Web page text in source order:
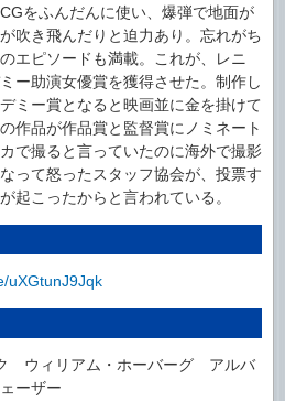
をふんだんに使い、爆弾で地面が
吹き飛んだりと迫力あり。忘れがち
エピソードも満載。これが、レニ
ー助演女優賞を獲得させた。制作し
ミー賞となると映画並に金を掛けて
作品が作品賞と監督賞にノミネート
で撮ると言っていたのに海外で撮影
って怒ったスタッフ協会が、投票す
起こったからと言われている。
uXGtunJ9Jqk
ウィリアム・ホーバーグ アルバ
ーザー